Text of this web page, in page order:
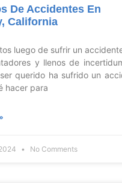
De Accidentes En
California
luego de sufrir un
y llenos de
querido ha sufrido un
hacer para
No Comments